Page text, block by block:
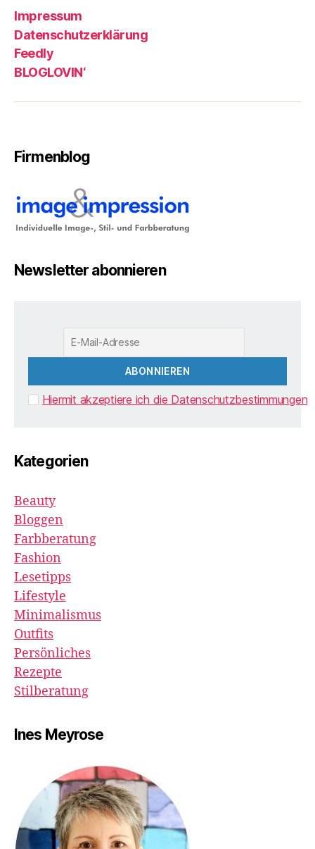
Impressum
Datenschutzerklärung
Feedly
BLOGLOVIN‘
Firmenblog
Newsletter abonnieren
Hiermit akzeptiere ich die Datenschutzbestimmungen
Kategorien
Beauty
Bloggen
Farbberatung
Fashion
Lesetipps
Lifestyle
Minimalismus
Outfits
Persönliches
Rezepte
Stilberatung
Ines Meyrose